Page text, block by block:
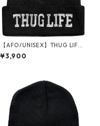
【AFO/UNISEX】THUG LIFE
KNIT CAP ニットキャップ【B
LACK】UNISEX
¥3,900